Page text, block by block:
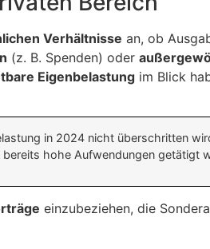
Verhältnisse an, ob
(z. B. Spenden) oder
Eigenbelastung im Blick
in 2024 nicht überschritten
hohe Aufwendungen getätigt
einzubeziehen, die